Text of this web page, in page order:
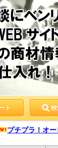
ト
プチプラ！オ